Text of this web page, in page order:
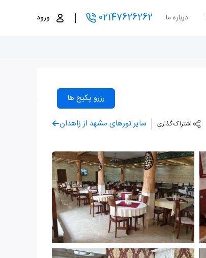
درباره ما 02147626262 ورود
رزرو پکیج ها
اشتراک گذاری سایر تورهای مشهد از زاهدان